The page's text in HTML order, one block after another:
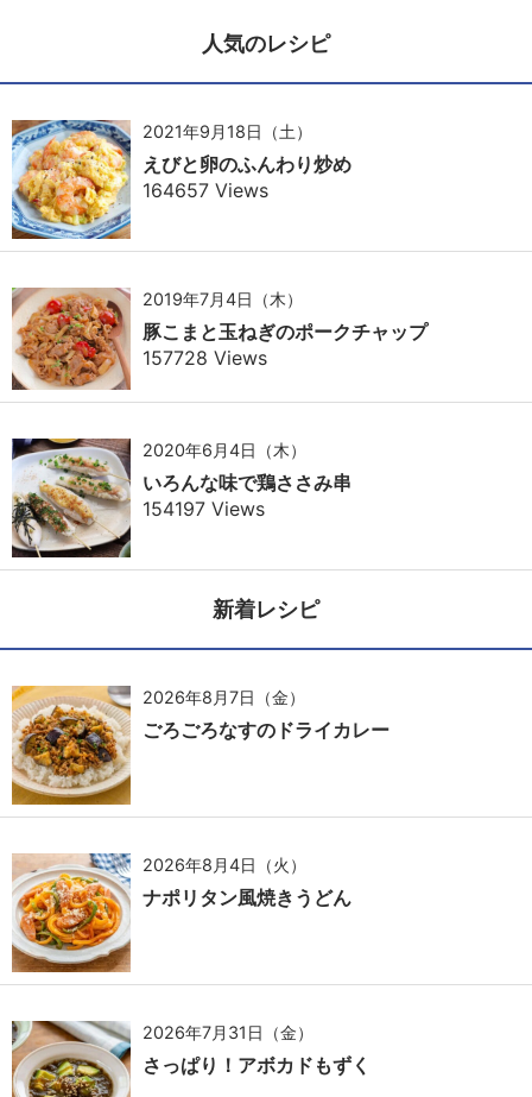
人気のレシピ
2021年9月18日（土）
えびと卵のふんわり炒め
164657 Views
2019年7月4日（木）
豚こまと玉ねぎのポークチャップ
157728 Views
2020年6月4日（木）
いろんな味で鶏ささみ串
154197 Views
新着レシピ
2026年8月7日（金）
ごろごろなすのドライカレー
2026年8月4日（火）
ナポリタン風焼きうどん
2026年7月31日（金）
さっぱり！アボカドもずく